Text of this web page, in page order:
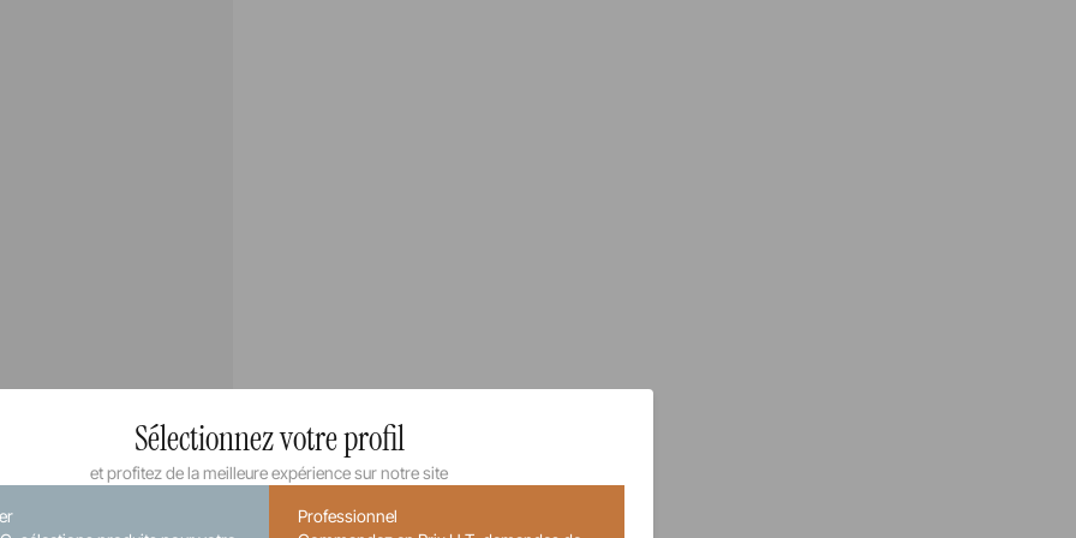
Sélectionnez votre profil
et profitez de la meilleure expérience sur notre site
Professionnel